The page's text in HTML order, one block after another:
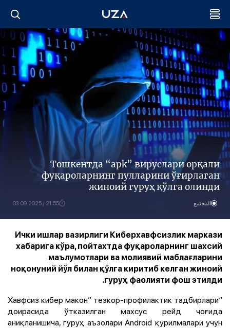
Тошкентда “apk” вируслари орқали
фуқароларнинг пулларини ўғирлаган
жиноий гуруҳ қўлга олинди
المجتمع 21:55 / 03.09.2025
Ички ишлар вазирлиги Киберхавфсизлик маркази
хабарига кўра, пойтахтда фуқароларнинг шахсий
маълумотлари ва молиявий маблағларини
ноқонуний йўл билан қўлга киритиб келган жиноий
гуруҳ фаолияти фош этилди.
“Хавфсиз кибер макон” тезкор-профилактик тадбирлари
доирасида ўтказилган махсус рейд чоғида
аниқланишича, гуруҳ аъзолари Android қурилмалари учун